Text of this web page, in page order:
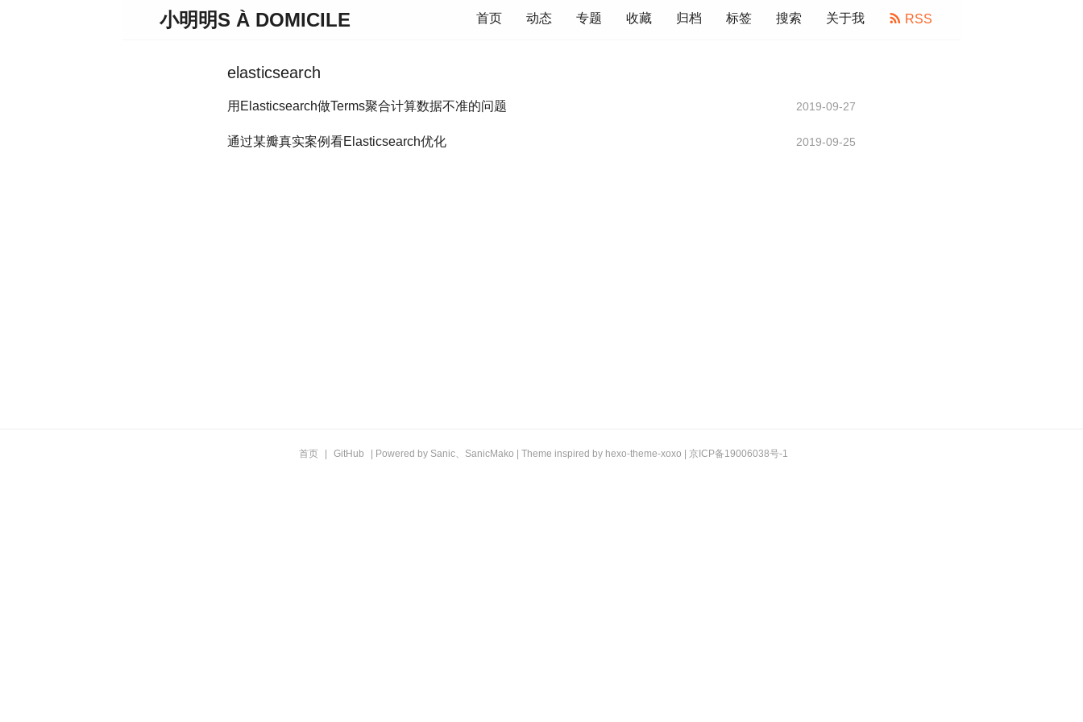
小明明S À DOMICILE 首页 动态 专题 收藏 归档 标签 搜索 关于我 RSS
elasticsearch
用Elasticsearch做Terms聚合计算数据不准的问题 2019-09-27
通过某瓣真实案例看Elasticsearch优化 2019-09-25
首页 GitHub | Powered by Sanic、 SanicMako | Theme inspired by hexo-theme-xoxo 京ICP备19006038号-1